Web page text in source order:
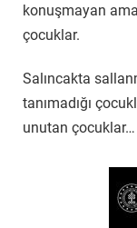
konuşmayan ama
çocuklar.
Salıncakta
tanımadığı
unutan çocuklar…